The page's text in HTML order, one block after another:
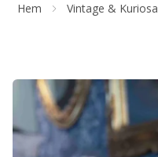
Hem Vintage & Kuriosa